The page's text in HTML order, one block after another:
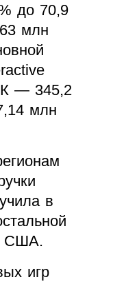
до 70,9
млн
— 345,2
млн
в
США.
игр